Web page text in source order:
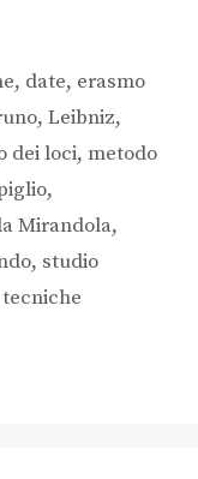
, date, erasmo
, Leibniz,
dei loci, metodo
,
Mirandola,
, studio
tecniche